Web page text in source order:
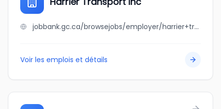
jobbank.gc.ca/browsejobs/employer/harrier+transport+inc/ca
Voir les emplois et détails